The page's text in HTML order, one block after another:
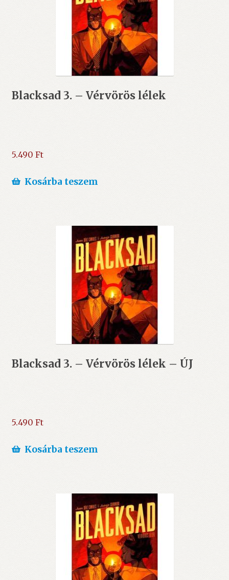
Blacksad 3. – Vérvörös lélek
5.490 Ft
Kosárba teszem
Blacksad 3. – Vérvörös lélek – ÚJ
5.490 Ft
Kosárba teszem